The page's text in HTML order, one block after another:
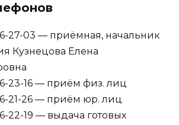
27-03 — приёмная, начальник
Кузнецова Елена
23-16 — приём физ. лиц
21-26 — приём юр. лиц
22-19 — выдача готовых